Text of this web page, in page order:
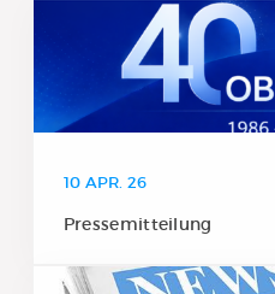
10 APR. 26
Pressemitteilung